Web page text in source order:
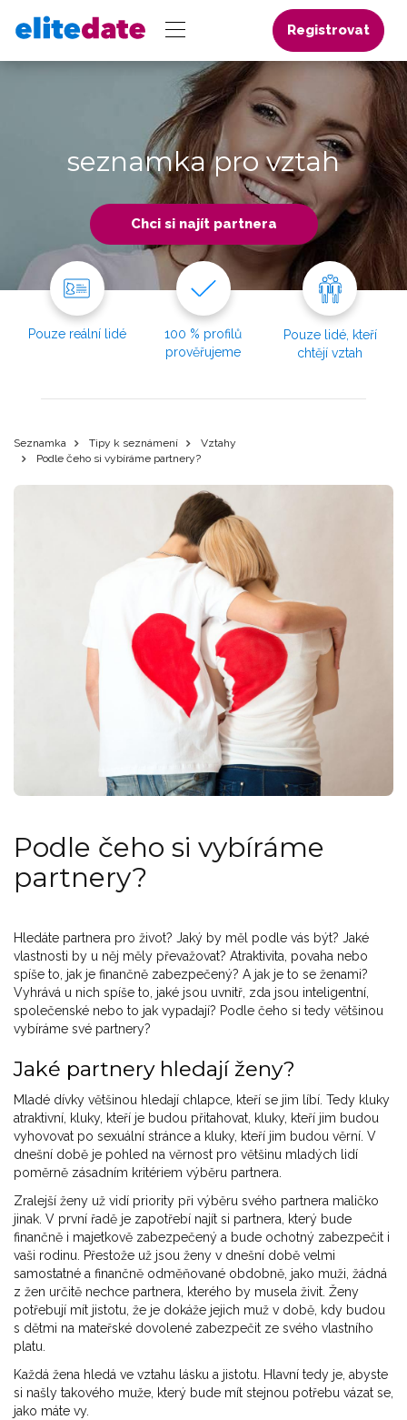
Registrovat
seznamka pro vztah
Chci si najít partnera
Pouze reální lidé
100 % profilů
prověřujeme
Pouze lidé, kteří
chtějí vztah
Seznamka Tipy k seznámení
Vztahy
Podle čeho si vybíráme partnery?
Podle čeho si vybíráme
partnery?
Hledáte partnera pro život? Jaký by měl podle vás být? Jaké
vlastnosti by u něj měly převažovat? Atraktivita, povaha nebo
spíše to, jak je finančně zabezpečený? A jak je to se ženami?
Vyhrává u nich spíše to, jaké jsou uvnitř, zda jsou inteligentní,
společenské nebo to jak vypadají? Podle čeho si tedy většinou
vybíráme své partnery?
Jaké partnery hledají ženy?
Mladé dívky většinou hledají chlapce, kteří se jim líbí. Tedy kluky
atraktivní, kluky, kteří je budou přitahovat, kluky, kteří jim budou
vyhovovat po sexuální stránce a kluky, kteří jim budou věrní. V
dnešní době je pohled na věrnost pro většinu mladých lidí
poměrně zásadním kritériem výběru partnera.
Zralejší ženy už vidí priority při výběru svého partnera maličko
jinak. V první řadě je zapotřebí najít si partnera, který bude
finančně i majetkově zabezpečený a bude ochotný zabezpečit i
vaši rodinu. Přestože už jsou ženy v dnešní době velmi
samostatné a finančně odměňované obdobně, jako muži, žádná
z žen určitě nechce partnera, kterého by musela živit. Ženy
potřebují mít jistotu, že je dokáže jejich muž v době, kdy budou
s dětmi na mateřské dovolené zabezpečit ze svého vlastního
platu.
Každá žena hledá ve vztahu lásku a jistotu. Hlavní tedy je, abyste
si našly takového muže, který bude mít stejnou potřebu vázat se,
jako máte vy.